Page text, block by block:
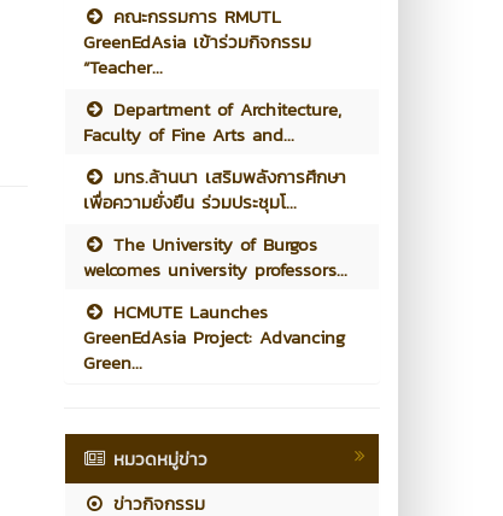
คณะกรรมการ RMUTL
GreenEdAsia เข้าร่วมกิจกรรม
“Teacher...
Department of Architecture,
Faculty of Fine Arts and...
มทร.ล้านนา เสริมพลังการศึกษา
เพื่อความยั่งยืน ร่วมประชุมโ...
The University of Burgos
welcomes university professors...
HCMUTE Launches
GreenEdAsia Project: Advancing
Green...
หมวดหมู่ข่าว
ข่าวกิจกรรม